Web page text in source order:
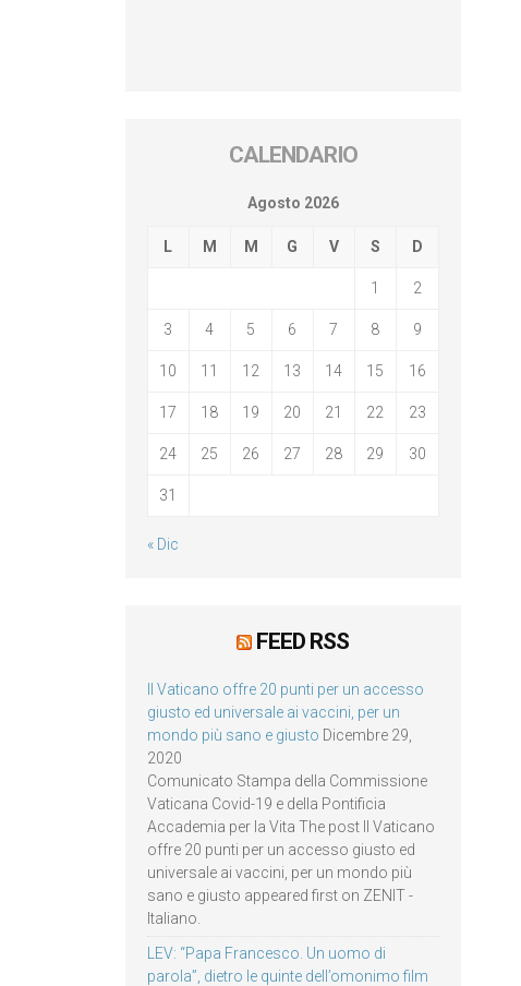
CALENDARIO
Agosto 2026
L M M G V S D
1 2
3 4 5 6 7 8 9
10 11 12 13 14 15 16
17 18 19 20 21 22 23
24 25 26 27 28 29 30
31
« Dic
FEED RSS
Il Vaticano offre 20 punti per un accesso
giusto ed universale ai vaccini, per un
mondo più sano e giusto Dicembre 29,
2020
Comunicato Stampa della Commissione
Vaticana Covid-19 e della Pontificia
Accademia per la Vita The post Il Vaticano
offre 20 punti per un accesso giusto ed
universale ai vaccini, per un mondo più
sano e giusto appeared first on ZENIT -
Italiano.
LEV: “Papa Francesco. Un uomo di
parola”, dietro le quinte dell’omonimo film